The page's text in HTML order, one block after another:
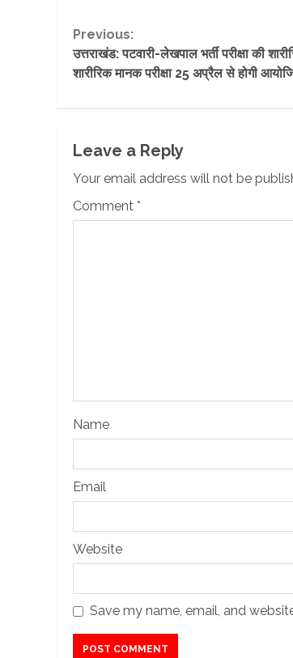
Continue
Reading
Previous:
उत्तराखंड: पटवारी-लेखपाल भर्ती परीक्षा की
शारीरिक मानक परीक्षा 25 अप्रैल से होगी
Leave a Reply
Your email address will not be
Comment *
Name
Email
Website
Save my name, email, and